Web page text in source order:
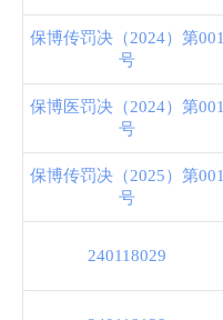
农业农村和水利局
卫生健康局
审计局
市场监督管理局
保博传罚决（2024）第001
号
保博医罚决（2024）第001
号
保博传罚决（2025）第001
号
240118029